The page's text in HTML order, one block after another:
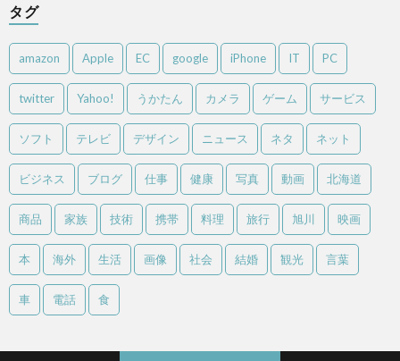
タグ
amazon Apple EC google iPhone IT PC
twitter Yahoo! うかたん カメラ ゲーム サービス
ソフト テレビ デザイン ニュース ネタ ネット
ビジネス ブログ 仕事 健康 写真 動画 北海道
商品 家族 技術 携帯 料理 旅行 旭川 映画
本 海外 生活 画像 社会 結婚 観光 言葉
車 電話 食